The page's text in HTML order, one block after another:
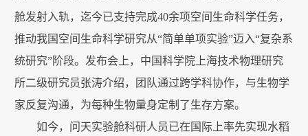
舱发射入轨，迄今已支持完成40余项空间生命科学任务，
推动我国空间生命科学研究从“简单单项实验”迈入“复杂系
统研究”阶段。发布会上，中国科学院上海技术物理研究
所二级研究员张涛介绍，团队通过跨学科协作，与生物学
家反复沟通，为每种生物量身定制了生存方案。
如今，问天实验舱科研人员已在国际上率先实现水稻